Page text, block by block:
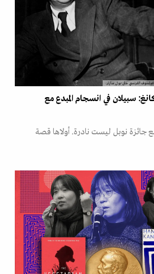
سبيلان في انسجام المبدع مع
جائزة نوبل ليست نادرة. أولاها قصة